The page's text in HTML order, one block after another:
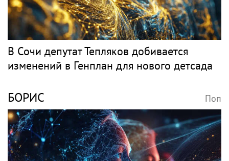
Прими участие в опросе о молодёжном
туризме